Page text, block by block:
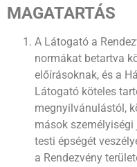
MAGATARTÁS
A Látogató a
normákat betartva
előírásoknak, és a
Látogató köteles
megnyilvánulástól,
mások személyiségi
testi épségét
a Rendezvény